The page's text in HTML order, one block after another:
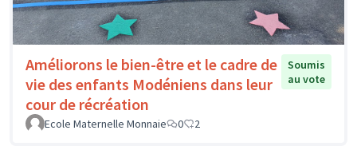
Améliorons le bien-être et le cadre de
vie des enfants Modéniens dans leur
cour de récréation
Soumis
au vote
Ecole Maternelle Monnaie 0 2